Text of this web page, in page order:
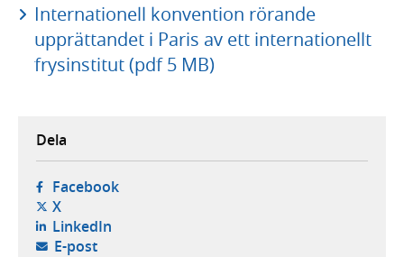
Internationell konvention rörande
upprättandet i Paris av ett internationellt
frysinstitut (pdf 5 MB)
Dela
Facebook- öppnas i ny flik, extern webbplats,
X- öppnas i ny flik, extern webbplats,
LinkedIn- öppnas i ny flik, extern webbplats,
E-post- öppnar din e-postklient,